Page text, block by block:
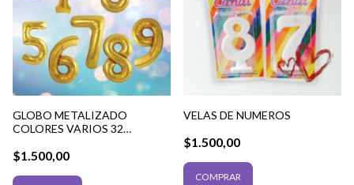
GLOBO METALIZADO
COLORES VARIOS 32
$1.500,00
VELAS DE NUMEROS
$1.500,00
COMPRAR